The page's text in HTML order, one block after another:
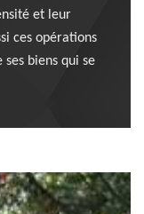
et leur
ces opérations
biens qui se